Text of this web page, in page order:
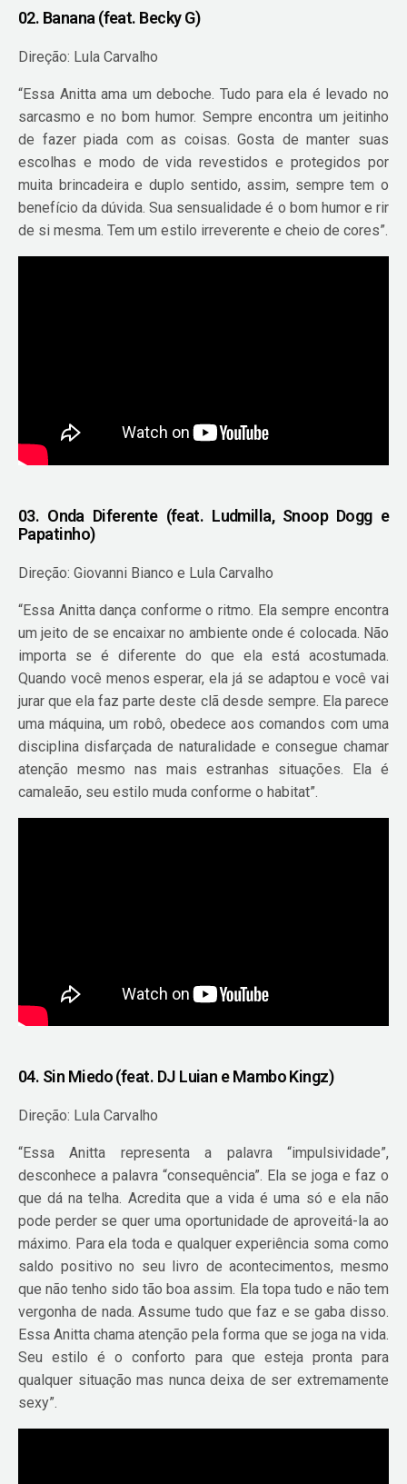
02. Banana (feat. Becky G)
Direção: Lula Carvalho
“Essa Anitta ama um deboche. Tudo para ela é levado no
sarcasmo e no bom humor. Sempre encontra um jeitinho
de fazer piada com as coisas. Gosta de manter suas
escolhas e modo de vida revestidos e protegidos por
muita brincadeira e duplo sentido, assim, sempre tem o
benefício da dúvida. Sua sensualidade é o bom humor e rir
de si mesma. Tem um estilo irreverente e cheio de cores”.
03. Onda Diferente (feat. Ludmilla, Snoop Dogg e
Papatinho)
Direção: Giovanni Bianco e Lula Carvalho
“Essa Anitta dança conforme o ritmo. Ela sempre encontra
um jeito de se encaixar no ambiente onde é colocada. Não
importa se é diferente do que ela está acostumada.
Quando você menos esperar, ela já se adaptou e você vai
jurar que ela faz parte deste clã desde sempre. Ela parece
uma máquina, um robô, obedece aos comandos com uma
disciplina disfarçada de naturalidade e consegue chamar
atenção mesmo nas mais estranhas situações. Ela é
camaleão, seu estilo muda conforme o habitat”.
04. Sin Miedo (feat. DJ Luian e Mambo Kingz)
Direção: Lula Carvalho
“Essa Anitta representa a palavra “impulsividade”,
desconhece a palavra “consequência”. Ela se joga e faz o
que dá na telha. Acredita que a vida é uma só e ela não
pode perder se quer uma oportunidade de aproveitá-la ao
máximo. Para ela toda e qualquer experiência soma como
saldo positivo no seu livro de acontecimentos, mesmo
que não tenho sido tão boa assim. Ela topa tudo e não tem
vergonha de nada. Assume tudo que faz e se gaba disso.
Essa Anitta chama atenção pela forma que se joga na vida.
Seu estilo é o conforto para que esteja pronta para
qualquer situação mas nunca deixa de ser extremamente
sexy”.